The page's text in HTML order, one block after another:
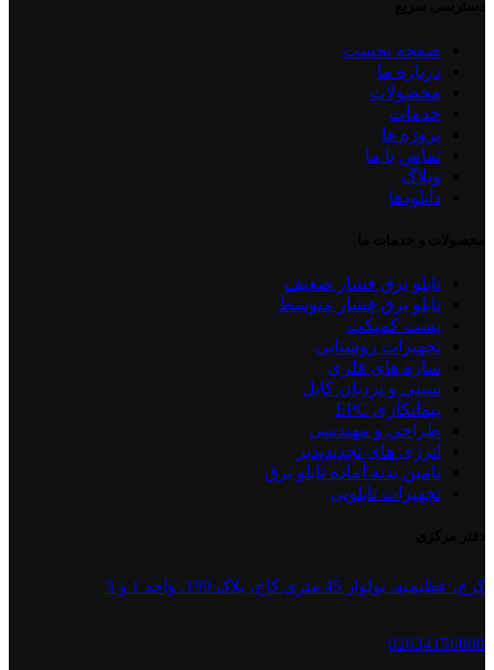
صفحه نخست
درباره ما
محصولات
خدمات
پروژه ها
تماس با ما
وبلاگ
دانلودها
تابلو برق فشار ضعیف
تابلو برق فشار متوسط
پست کمپکت
تجهیزات روشنایی
سازه های فلزی
سینی و نردبان کابل
پیمانکاری EPC
طراحی و مهندسی
انرژی های تجدیدپذیر
تامین بدنه آماده تابلو برق
تجهیزات تابلویی
کرج، عظیمیه. بولوار 45 متری کاج، پلاک 199، واحد 1 و 3
02634156000